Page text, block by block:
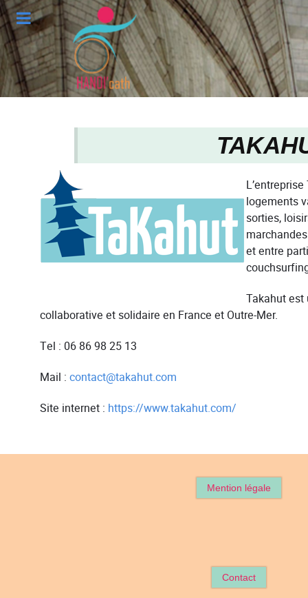
logements
sorties,
et entre
Takahut
collaborative et solidaire en France et Outre-Mer.
Tel : 06 86 98 25 13
Mail : contact@takahut.com
Site internet : https://www.takahut.com/
Mention légale
Contact